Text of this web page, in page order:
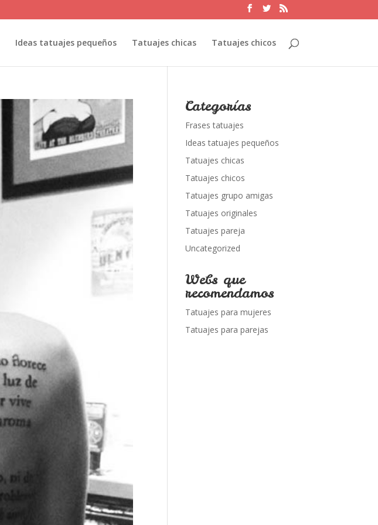
Ideas tatuajes pequeños Tatuajes chicas Tatuajes chicos
Categorías
Frases tatuajes
Ideas tatuajes pequeños
Tatuajes chicas
Tatuajes chicos
Tatuajes grupo amigas
Tatuajes originales
Tatuajes pareja
Uncategorized
Webs que
recomendamos
Tatuajes para mujeres
Tatuajes para parejas